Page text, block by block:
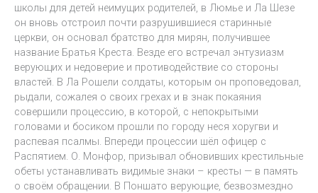
школы для детей неимущих родителей, в Люмье и Ла Шезе
он вновь отстроил почти разрушившиеся старинные
церкви, он основал братство для мирян, получившее
название Братья Креста. Везде его встречал энтузиазм
верующих и недоверие и противодействие со стороны
властей. В Ла Рошели солдаты, которым он проповедовал,
рыдали, сожалея о своих грехах и в знак покаяния
совершили процессию, в которой, с непокрытыми
головами и босиком прошли по городу неся хоругви и
распевая псалмы. Впереди процессии шёл офицер с
Распятием. О. Монфор, призывал обновивших крестильные
обеты устанавливать видимые знаки – кресты — в память
о своём обращении. В Поншато верующие, безвозмездно